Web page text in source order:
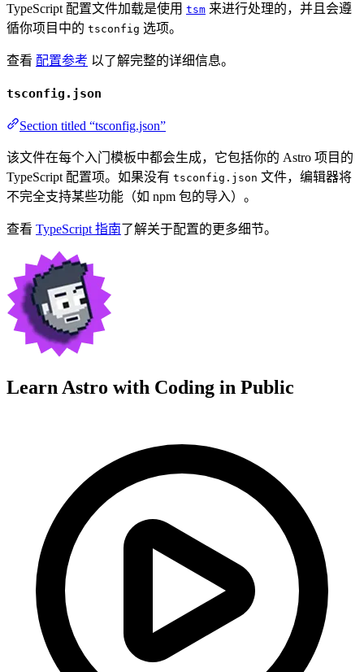
TypeScript 配置文件加载是使用 tsm 来进行处理的，并且会遵
循你项目中的 tsconfig 选项。
查看 配置参考 以了解完整的详细信息。
tsconfig.json
Section titled “tsconfig.json”
该文件在每个入门模板中都会生成，它包括你的 Astro 项目的
TypeScript 配置项。如果没有 tsconfig.json 文件，编辑器将
不完全支持某些功能（如 npm 包的导入）。
查看 TypeScript 指南了解关于配置的更多细节。
Learn Astro with Coding in Public